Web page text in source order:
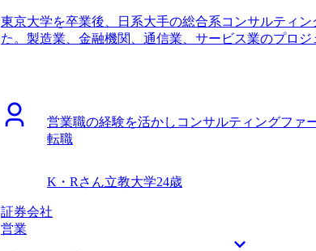
えていただき、ファームでの業務イメージを明確に
保さんが体験したからこそわかる具体的で詳細な業
業界のクライアントに携わりたいと当初思っていまし
他業界のCRMも素直に面白そうだと思いました。業
ァームに行きたいという転職活動の軸を形成していく
具体的なキャリアプランを作成することができたこ
の会社があっさりWEBテストで落ちてしまったこと
ることの重要性を見誤っていて、非常にもったいない
す。 転職前は年収700万円、転職後は年収800万円に
い業界のCRMに携われる部門から内定を獲得できて
界のCRMでコンサルティングスキルを磨き、その後
東京大学を卒業後、日系大手の総合系コンサルティ
た。製造業、金融機関、通信業、サービス業のプロ
らです。 将来的に事業会社に行くつもりでしたが、
ァームでステップアップしたいと思ったからです。ス
という考えもあり、リスクを取る前に、もう少し自
実績を残しておきたいという思いもありました。 3社
と面談をした中で、他社エージェントと比べたときに
り、またコンサルティングファームを熟知していると
ィングファーム出身の方が中心となって作られた会社
仕事をしているコンサルタントと同じプロトコルやス
ョンを取ることができました。 コンサルティングフ
営業職の経験を活かしコンサルティングファ
転職
K・Rさん立教大学24歳
証券会社
営業